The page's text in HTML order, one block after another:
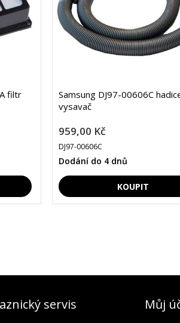
filtr
Samsung DJ97-00606C
vysavač
959,00 Kč
DJ97-00606C
Dodání do 4 dnů
servis Můj